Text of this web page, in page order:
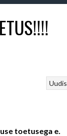
Uudis
toetusega e.